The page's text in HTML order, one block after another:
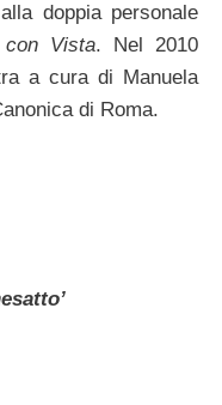
doppia personale
con Vista. Nel 2010
a cura di Manuela
di Roma.